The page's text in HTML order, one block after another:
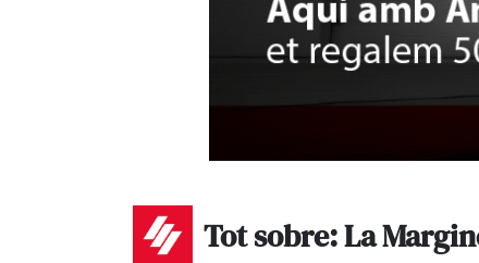
Tot sobre: La